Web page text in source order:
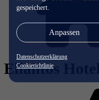
gespeichert.
Anpassen
Datenschutzerklärung
Cookierichtlinie
Eliantos Hotel